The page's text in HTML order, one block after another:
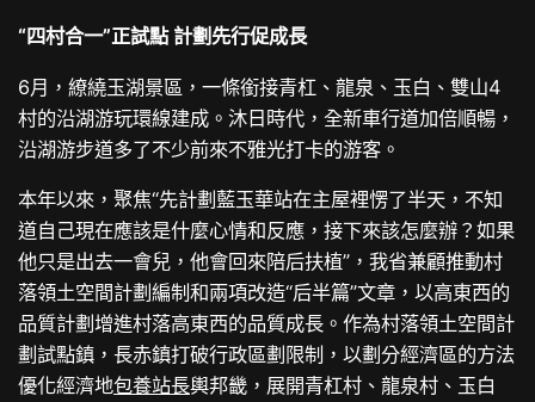
“四村合一”正試點 計劃先行促成長
6月，繚繞玉湖景區，一條銜接青杠、龍泉、玉白、雙山4
村的沿湖游玩環線建成。沐日時代，全新車行道加倍順暢，
沿湖游步道多了不少前來不雅光打卡的游客。
本年以來，聚焦“先計劃藍玉華站在主屋裡愣了半天，不知
道自己現在應該是什麼心情和反應，接下來該怎麼辦？如果
他只是出去一會兒，他會回來陪后扶植”，我省兼顧推動村
落領土空間計劃編制和兩項改造“后半篇”文章，以高東西的
品質計劃增進村落高東西的品質成長。作為村落領土空間計
劃試點鎮，長赤鎮打破行政區劃限制，以劃分經濟區的方法
優化經濟地包養站長輿邦畿，展開青杠村、龍泉村、玉白